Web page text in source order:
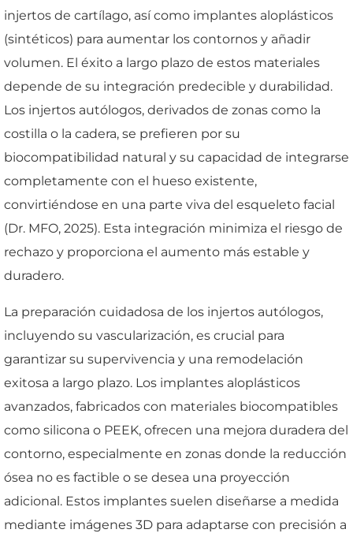
injertos de cartílago, así como implantes aloplásticos
(sintéticos) para aumentar los contornos y añadir
volumen. El éxito a largo plazo de estos materiales
depende de su integración predecible y durabilidad.
Los injertos autólogos, derivados de zonas como la
costilla o la cadera, se prefieren por su
biocompatibilidad natural y su capacidad de integrarse
completamente con el hueso existente,
convirtiéndose en una parte viva del esqueleto facial
(Dr. MFO, 2025). Esta integración minimiza el riesgo de
rechazo y proporciona el aumento más estable y
duradero.
La preparación cuidadosa de los injertos autólogos,
incluyendo su vascularización, es crucial para
garantizar su supervivencia y una remodelación
exitosa a largo plazo. Los implantes aloplásticos
avanzados, fabricados con materiales biocompatibles
como silicona o PEEK, ofrecen una mejora duradera del
contorno, especialmente en zonas donde la reducción
ósea no es factible o se desea una proyección
adicional. Estos implantes suelen diseñarse a medida
mediante imágenes 3D para adaptarse con precisión a